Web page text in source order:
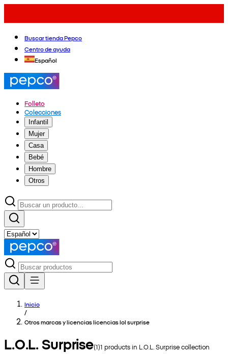
Buscar tienda Pepco
Centro de ayuda
Español
Folleto
Colecciones
Infantil
Mujer
Casa
Bebé
Hombre
Otros
Inicio
/
Otros marcas y licencias licencias lol surprise
L.O.L. Surprise(1)1 products in L.O.L. Surprisecollection